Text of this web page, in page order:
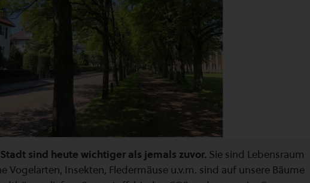
sind heute wichtiger als jemals zuvor. Sie sind Lebensraum
Vogelarten, Insekten, Fledermäuse u.v.m. sind auf unsere Bäume